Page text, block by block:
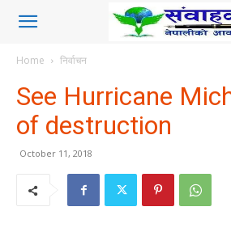
Home निर्वाचन
See Hurricane
of destruction
October 11, 2018